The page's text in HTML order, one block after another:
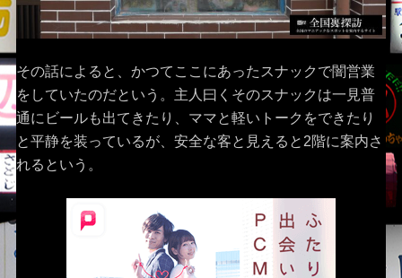
その話によると、かつてここにあったスナックで闇営業
をしていたのだという。主人曰くそのスナックは一見普
通にビールも出てきたり、ママと軽いトークをできたり
と平静を装っているが、安全な客と見えると2階に案内さ
れるという。